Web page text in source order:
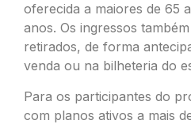
oferecida a maiores de 65
anos. Os ingressos
retirados, de forma
venda ou na bilheteria do
Para os participantes do
com planos ativos a mais